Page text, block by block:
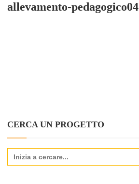
allevamento-pedagogico04
CERCA UN PROGETTO
Search
for: